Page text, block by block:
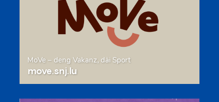
MoVe – deng Vakanz, däi Sport
move.snj.lu